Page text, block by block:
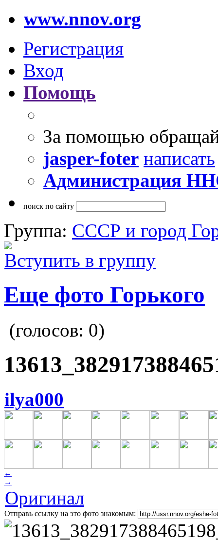
www.nnov.org
Регистрация
Вход
Помощь
За помощью
jasper-foter написать
Администрация
поиск по сайту
Группа: СССР и город
Вступить в группу
Еще фото Горького
(голосов: 0)
ilya000
←
→
Оригинал
Отправь ссылку на это фото знакомым: